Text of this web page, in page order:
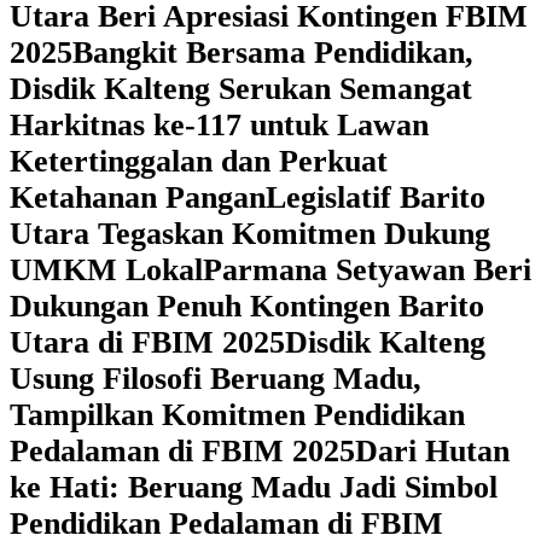
Utara Beri Apresiasi Kontingen FBIM
2025‎Bangkit Bersama Pendidikan,
Disdik Kalteng Serukan Semangat
Harkitnas ke-117 untuk Lawan
Ketertinggalan dan Perkuat
Ketahanan PanganLegislatif Barito
Utara Tegaskan Komitmen Dukung
UMKM LokalParmana Setyawan Beri
Dukungan Penuh Kontingen Barito
Utara di FBIM 2025Disdik Kalteng
Usung Filosofi Beruang Madu,
Tampilkan Komitmen Pendidikan
Pedalaman di FBIM 2025‎Dari Hutan
ke Hati: Beruang Madu Jadi Simbol
Pendidikan Pedalaman di FBIM